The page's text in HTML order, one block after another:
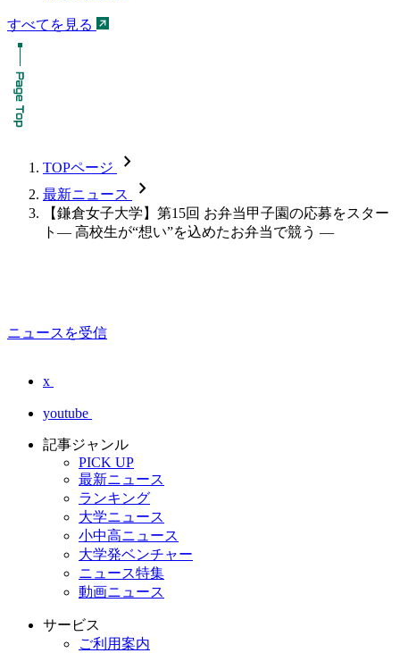
すべてを見る
TOPページ chevron_forward
最新ニュース chevron_forward
【鎌倉女子大学】第15回 お弁当甲子園の応募をスター
ト― 高校生が“想い”を込めたお弁当で競う ―
ニュースを受信
x
youtube
記事ジャンル
PICK UP
最新ニュース
ランキング
大学ニュース
小中高ニュース
大学発ベンチャー
ニュース特集
動画ニュース
サービス
ご利用案内